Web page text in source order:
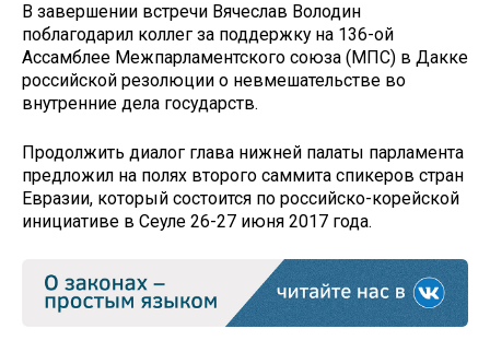
В завершении встречи Вячеслав Володин
поблагодарил коллег за поддержку на 136-ой
Ассамблее Межпарламентского союза (МПС) в Дакке
российской резолюции о невмешательстве во
внутренние дела государств.
Продолжить диалог глава нижней палаты парламента
предложил на полях второго саммита спикеров стран
Евразии, который состоится по российско-корейской
инициативе в Сеуле 26-27 июня 2017 года.